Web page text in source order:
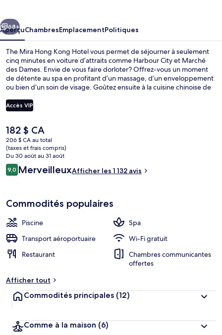
Kong
Hotel
Suivant
68+
AperçuChambresEmplacementPolitiques
The Mira Hong Kong Hotel vous permet de séjourner à seulement
cinq minutes en voiture d’attraits comme Harbour City et Marché
des Dames. Envie de vous faire dorloter? Offrez-vous un moment
de détente au spa en profitant d’un massage, d’un enveloppement
ou bien d’un soin de visage. Goûtez ensuite à la cuisine chinoise de
Parmi les autres points saillants de hôtel de luxe, notons 2 bars-
salons, une piscine intérieure et un centre d’entraînement physique.
la proximité des boutiques.
Accès VIP
Le
prix
actuel
est
de 182 $ CA
182 $ CA
206 $ CA au total
(taxes et frais compris)
Du 30 août au 31 août
Avis
9,09,0 sur 10 –
MerveilleuxAfficher les 1 132 avis
Commodités populaires
Piscine
Spa
Transport aéroportuaire
Wi-Fi gratuit
Restaurant
Chambres communicantes
offertes
Afficher tout
Commodités principales (12)
Comme à la maison (6)